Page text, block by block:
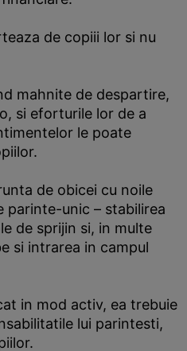
de copiii lor si nu
mahnite de despartire,
si eforturile lor de a
le poate
de obicei cu noile
parinte-unic – stabilirea
de sprijin si, in multe
si intrarea in campul
in mod activ, ea trebuie
lui parintesti,